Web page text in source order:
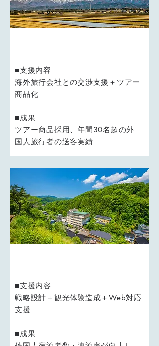
■支援内容
海外旅行会社との交渉支援＋ツアー
商品化
■成果
ツアー商品採用、年間30名超の外
国人旅行者の送客実績
■支援内容
戦略設計＋観光体験造成＋Web対応
支援
■成果